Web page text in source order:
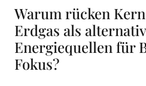
Warum rücken
Erdgas als
Energiequellen für
Fokus?